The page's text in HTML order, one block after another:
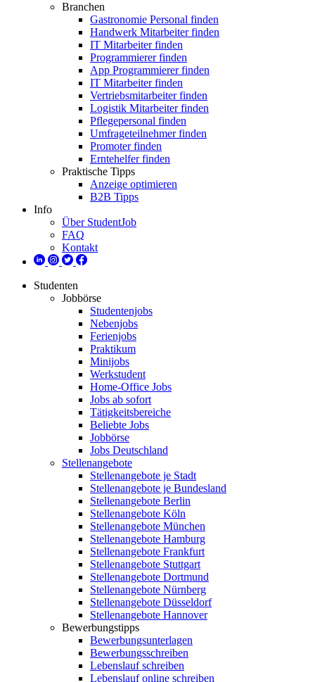
Branchen
Gastronomie Personal finden
Handwerk Mitarbeiter finden
IT Mitarbeiter finden
Programmierer finden
App Programmierer finden
IT Mitarbeiter finden
Vertriebsmitarbeiter finden
Logistik Mitarbeiter finden
Pflegepersonal finden
Umfrageteilnehmer finden
Promoter finden
Erntehelfer finden
Praktische Tipps
Anzeige optimieren
B2B Tipps
Info
Über StudentJob
FAQ
Kontakt
Studenten
Jobbörse
Studentenjobs
Nebenjobs
Ferienjobs
Praktikum
Minijobs
Werkstudent
Home-Office Jobs
Jobs ab sofort
Tätigkeitsbereiche
Beliebte Jobs
Jobbörse
Jobs Deutschland
Stellenangebote
Stellenangebote je Stadt
Stellenangebote je Bundesland
Stellenangebote Berlin
Stellenangebote Köln
Stellenangebote München
Stellenangebote Hamburg
Stellenangebote Frankfurt
Stellenangebote Stuttgart
Stellenangebote Dortmund
Stellenangebote Nürnberg
Stellenangebote Düsseldorf
Stellenangebote Hannover
Bewerbungstipps
Bewerbungsunterlagen
Bewerbungsschreiben
Lebenslauf schreiben
Lebenslauf online schreiben